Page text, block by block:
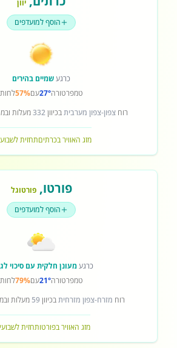
יוון
הוסף למועדפים
כרגעשמיים בהירים
טמפרטורה27°עם57%לחות
רוחצפון-צפון מערביתבכיוון332מעלות
מזג האוויר בכרתיםתחזית
פורטו,פורטוגל
הוסף למועדפים
כרגעמעונן חלקית עם סיכוי
טמפרטורה21°עם79%לחות
רוח מזרח-צפון מזרחיתבכיוון59 מעלות
מזג האוויר בפורטותחזית